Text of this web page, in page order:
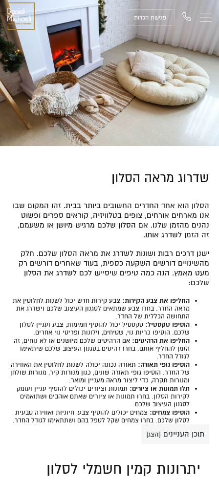
פגישת הכרות
שדרוג מראה הסלון
הסלון הוא אחד החדרים החשובים ביותר בבית. זהו המקום שבו
אנו מארחים אורחים, צופים בטלוויזיה, קוראים ספרים ופשוט
נהנים מהזמן שלנו. אם הסלון שלכם מרגיש מיושן או משעמם,
זה הזמן לשדרג אותו.
ישנן דרכים רבות ושונות לשדרג את מראה הסלון שלכם. חלק
מהשינויים דורשים השקעה כספית, בעוד שאחרים דורשים רק
מעט מאמץ. הנה כמה טיפים שיסייעו לכם לשדרג את הסלון
שלכם:
החליפו את צבע הקירות: צבע קירות חדש יכול לשנות לחלוטין את
מראה החדר. בחרו צבע שמתאים לסגנון העיצוב שלכם וישדרג את
התחושה הכללית של החדר.
הוסיפו טקסטיל: טקסטיל יכול להוסיף חמימות, צבע ועניין לסלון
שלכם. הוסיפו כריות נוי, שטיחים, וילונות ופריטי נוי אחרים.
החליפו את הרהיטים: אם הרהיטים שלכם מיושנים או לא נוחים, זה
הזמן להחליף אותם. בחרו רהיטים בסגנון העיצוב שלכם שיתאימו
לגודל החדר.
הוסיפו גופי תאורה: תאורה נכונה יכולה לשנות לחלוטין את האווירה
של החדר. הוסיפו גופי תאורה שונים, כגון מנורות קיר, מנורות שולחן
ומנורות תקרה, כדי ליצור מראה מעניין ומואר.
תלו תמונות או ציורים: תמונות וציורים יכולים להוסיף עניין ועומק
לקירות הסלון. בחרו תמונות או ציורים שאתם אוהבים ושתואמים
לסגנון העיצוב שלכם.
הוסיפו צמחים: צמחים יכולים להוסיף צבע, חיוניות ואווירה טבעית
לסלון שלכם. בחרו צמחים שקל לטפל בהם ושתתאימו לגודל החדר.
תוכן העניינים [הצג]
יתרונות קמין חשמלי לסלון